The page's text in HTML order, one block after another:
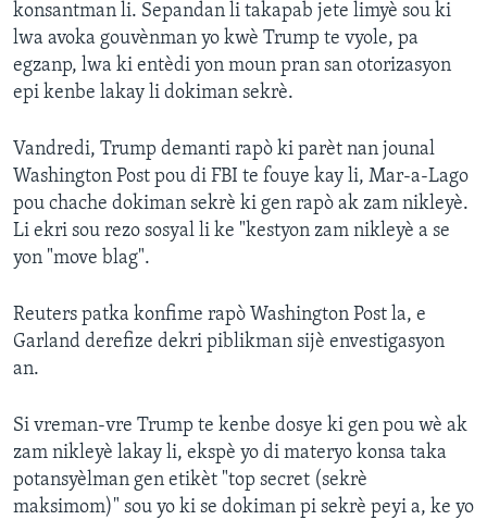
konsantman li. Sepandan li takapab jete limyè sou ki
lwa avoka gouvènman yo kwè Trump te vyole, pa
egzanp, lwa ki entèdi yon moun pran san otorizasyon
epi kenbe lakay li dokiman sekrè.
Vandredi, Trump demanti rapò ki parèt nan jounal
Washington Post pou di FBI te fouye kay li, Mar-a-Lago
pou chache dokiman sekrè ki gen rapò ak zam nikleyè.
Li ekri sou rezo sosyal li ke "kestyon zam nikleyè a se
yon "move blag".
Reuters patka konfime rapò Washington Post la, e
Garland derefize dekri piblikman sijè envestigasyon
an.
Si vreman-vre Trump te kenbe dosye ki gen pou wè ak
zam nikleyè lakay li, ekspè yo di materyo konsa taka
potansyèlman gen etikèt "top secret (sekrè
maksimom)" sou yo ki se dokiman pi sekrè peyi a, ke yo